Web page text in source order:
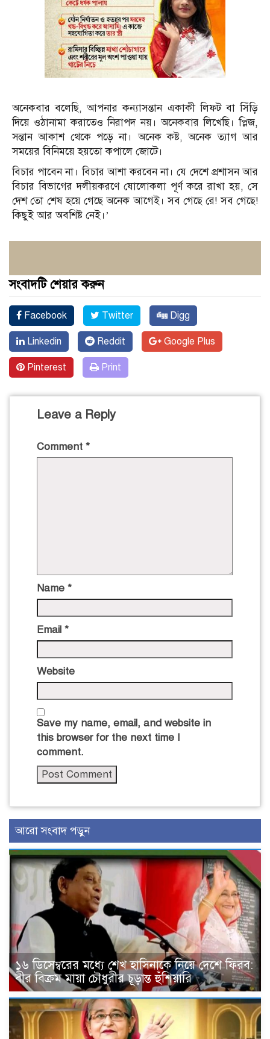
অনেকবার বলেছি, আপনার কন্যাসন্তান একাকী লিফট বা সিঁড়ি
দিয়ে ওঠানামা করাতেও নিরাপদ নয়। অনেকবার লিখেছি। প্লিজ,
সন্তান আকাশ থেকে পড়ে না। অনেক কষ্ট, অনেক ত্যাগ আর
সময়ের বিনিময়ে হয়তো কপালে জোটে।
বিচার পাবেন না। বিচার আশা করবেন না। যে দেশে প্রশাসন আর
বিচার বিভাগের দলীয়করণে ষোলোকলা পূর্ণ করে রাখা হয়, সে
দেশ তো শেষ হয়ে গেছে অনেক আগেই। সব গেছে রে! সব গেছে!
কিছুই আর অবশিষ্ট নেই।’
সংবাদটি শেয়ার করুন
Facebook Twitter Digg
Linkedin Reddit Google Plus
Pinterest Print
Leave a Reply
Comment *
Name *
Email *
Website
Save my name, email, and website in
this browser for the next time I
comment.
আরো সংবাদ পড়ুন
১৬ ডিসেম্বরের মধ্যে শেখ হাসিনাকে নিয়ে দেশে ফিরব:
বীর বিক্রম মায়া চৌধুরীর চূড়ান্ত হুঁশিয়ারি